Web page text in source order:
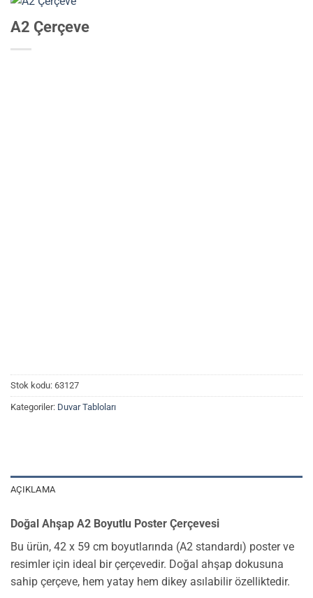
A2 Çerçeve
Stok kodu: 63127
Kategoriler: Duvar Tabloları
AÇIKLAMA
Doğal Ahşap A2 Boyutlu Poster Çerçevesi
Bu ürün, 42 x 59 cm boyutlarında (A2 standardı) poster ve
resimler için ideal bir çerçevedir. Doğal ahşap dokusuna
sahip çerçeve, hem yatay hem dikey asılabilir özelliktedir.